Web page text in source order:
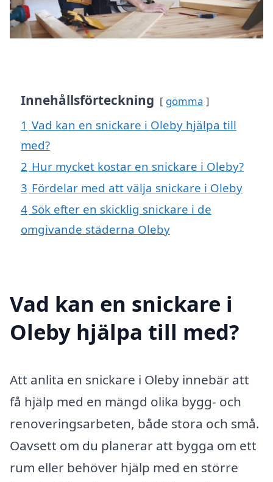
Innehållsförteckning gömma
1 Vad kan en snickare i Oleby hjälpa till
med?
2 Hur mycket kostar en snickare i Oleby?
3 Fördelar med att välja snickare i Oleby
4 Sök efter en skicklig snickare i de
omgivande städerna Oleby
Vad kan en snickare i
Oleby hjälpa till med?
Att anlita en snickare i Oleby innebär att
få hjälp med en mängd olika bygg- och
renoveringsarbeten, både stora och små.
Oavsett om du planerar att bygga om ett
rum eller behöver hjälp med en större